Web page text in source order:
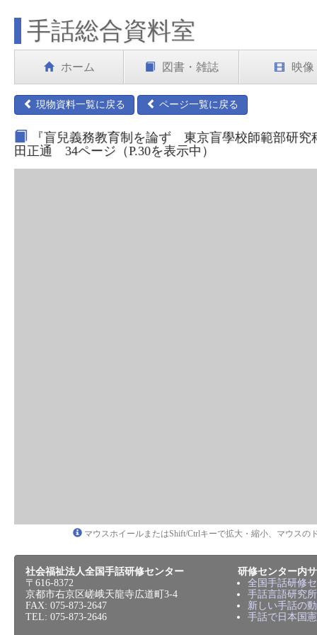
手話総合資料室
ホーム 図書・雑誌 映像
現物資料一覧に戻る ページ一覧に戻る
『盲兒義務教育制を論ず 東京盲學校師範部研
田正通 34ページ（P.30を表示中）
マウスホイールまたはShift/Ctrlキーで拡大・縮小、マウスの
社会福祉法人全国手話研修センター
〒616-8372
京都市右京区嵯峨天龍寺広道町3-4
FAX: 075-873-2647
TEL: 075-873-2646
研修センター内
全国手話研修
手話言語研究所
新しい手話の
手話で日本国